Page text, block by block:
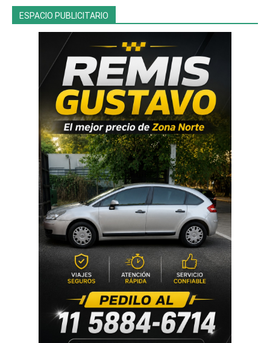
ESPACIO PUBLICITARIO